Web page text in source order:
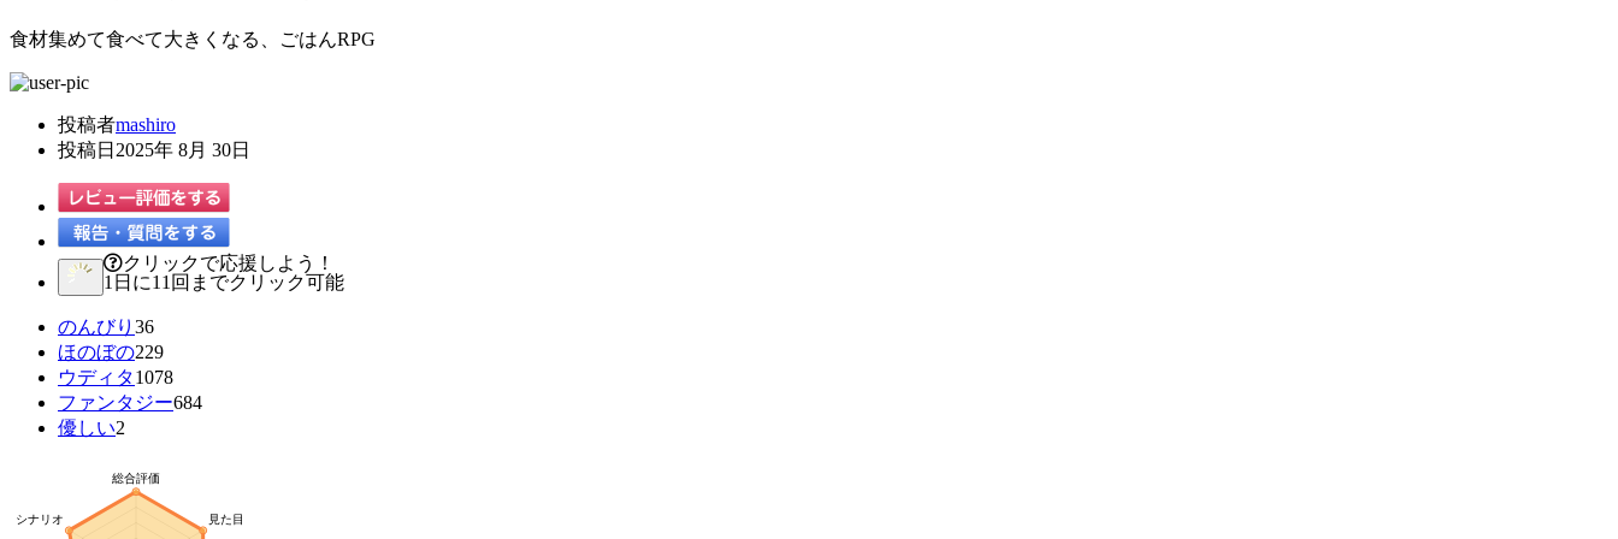
食材集めて食べて大きくなる、ごはんRPG
投稿者mashiro
投稿日 2025年 8月 30日
クリックで応援しよう！
1日に11回までクリック可能
のんびり 36
ほのぼの229
ウディタ1078
ファンタジー684
優しい2